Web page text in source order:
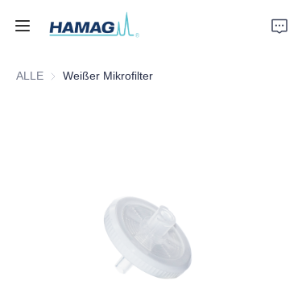
ALLE Weißer Mikrofilter
Startseite